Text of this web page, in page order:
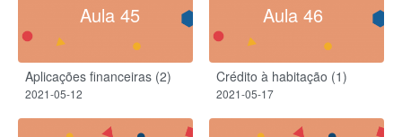
Aula 45
Aplicações financeiras (2)
2021-05-12
Aula 46
Crédito à habitação (1)
2021-05-17